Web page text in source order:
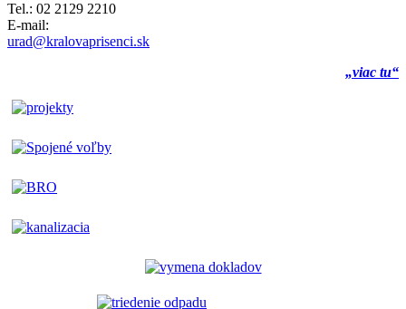
Tel.: 02 2129 2210
E-mail:
urad@kralovaprisenci.sk
„viac tu“